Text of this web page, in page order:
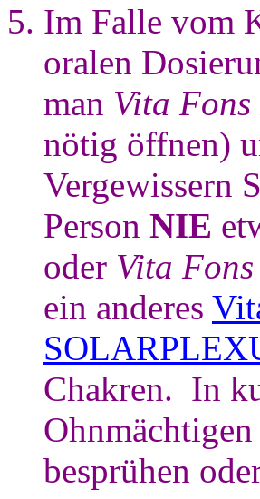
Im Falle vom
oralen
man Vita
nötig öffnen)
Vergewissern
Person NIE
oder Vita
ein anderes
Chakren. In
besprühen